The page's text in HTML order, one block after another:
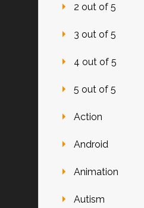
2 out of 5
3 out of 5
4 out of 5
5 out of 5
Action
Android
Animation
Autism